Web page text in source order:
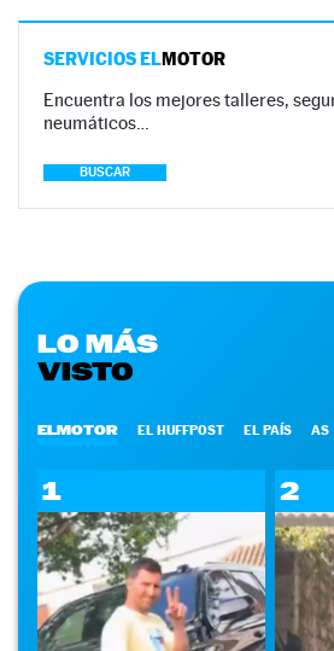
SERVICIOS ELMOTOR
Encuentra los mejores talleres,
neumáticos…
BUSCAR
LO MÁS
VISTO
ELMOTOR EL HUFFPOST EL PAÍS AS
1 2